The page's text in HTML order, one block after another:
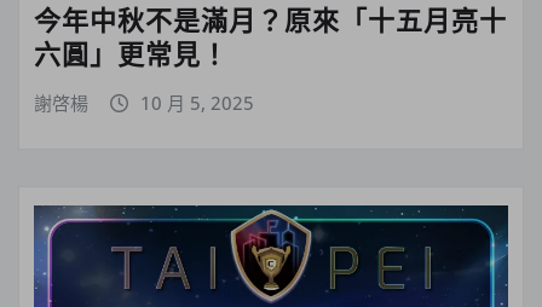
今年中秋不是滿月？原來「十五月亮十
六圓」更常見！
謝啓楊 10 月 5, 2025